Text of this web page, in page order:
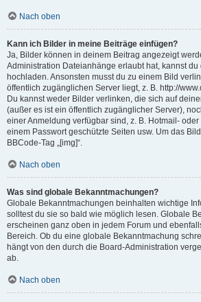
Nach oben
Kann ich Bilder in meine Beiträge einfügen?
Ja, Bilder können in deinem Beitrag angezeigt
Administration Dateianhänge erlaubt hat, kannst
hochladen. Ansonsten musst du zu einem Bild
öffentlich zugänglichen Server liegt, z. B. http://
Du kannst weder Bilder verlinken, die sich auf
(außer es ist ein öffentlich zugänglicher Server),
einer Anmeldung verfügbar sind, z. B. Hotmail-
einem Passwort geschützte Seiten usw. Um das
BBCode-Tag „[img]“.
Nach oben
Was sind globale Bekanntmachungen?
Globale Bekanntmachungen beinhalten wichtige
solltest du sie so bald wie möglich lesen. Globale
erscheinen ganz oben in jedem Forum und
Bereich. Ob du eine globale Bekanntmachung
hängt von den durch die Board-Administration
ab.
Nach oben